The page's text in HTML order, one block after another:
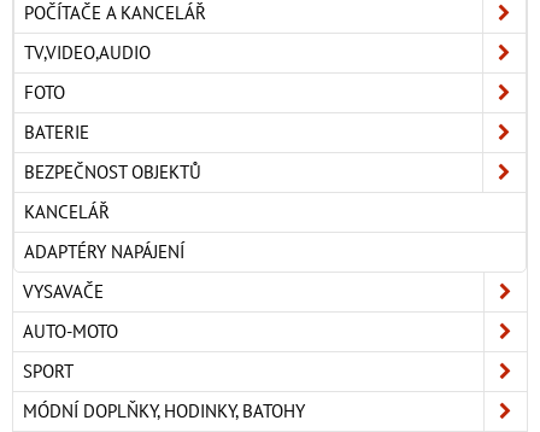
POČÍTAČE A KANCELÁŘ
TV,VIDEO,AUDIO
FOTO
BATERIE
BEZPEČNOST OBJEKTŮ
KANCELÁŘ
ADAPTÉRY NAPÁJENÍ
VYSAVAČE
AUTO-MOTO
SPORT
MÓDNÍ DOPLŇKY, HODINKY, BATOHY